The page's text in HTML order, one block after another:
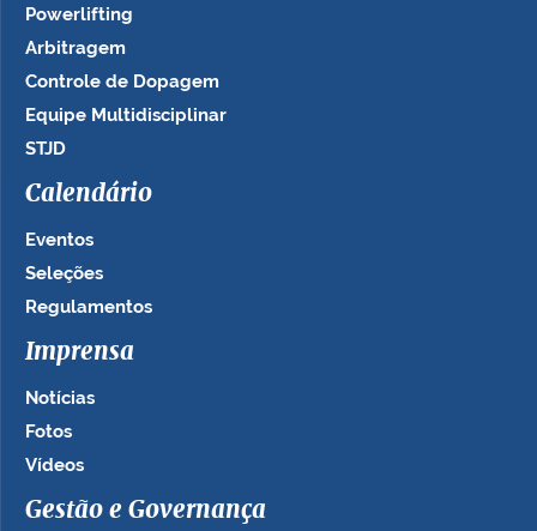
Powerlifting
Arbitragem
Controle de Dopagem
Equipe Multidisciplinar
STJD
Calendário
Eventos
Seleções
Regulamentos
Imprensa
Notícias
Fotos
Vídeos
Gestão e Governança